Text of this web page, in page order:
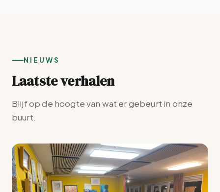
NIEUWS
Laatste verhalen
Blijf op de hoogte van wat er gebeurt in onze
buurt.